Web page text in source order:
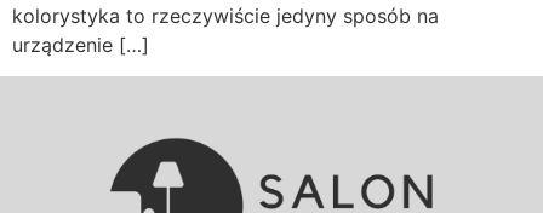
kolorystyka to rzeczywiście jedyny sposób na
urządzenie […]